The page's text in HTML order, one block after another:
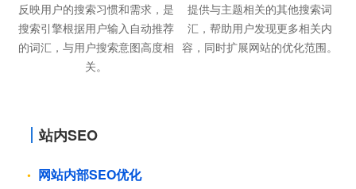
反映用户的搜索习惯和需求，是
搜索引擎根据用户输入自动推荐
的词汇，与用户搜索意图高度相
关。
提供与主题相关的其他搜索词
汇，帮助用户发现更多相关内
容，同时扩展网站的优化范围。
站内SEO
网站内部SEO优化